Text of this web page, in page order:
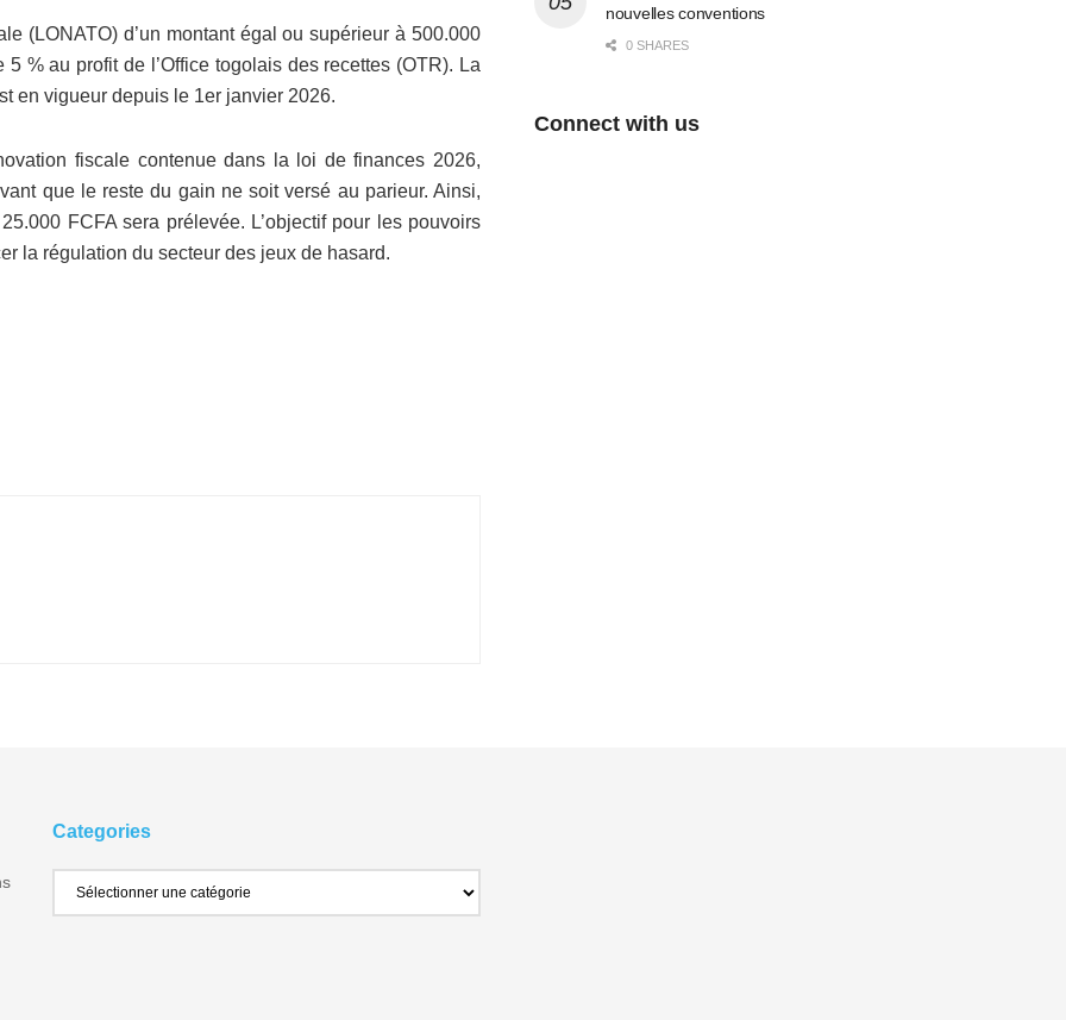
(LONATO) d’un montant égal ou supérieur à 500.000
% au profit de l’Office togolais des recettes (OTR). La
en vigueur depuis le 1er janvier 2026.
fiscale contenue dans la loi de finances 2026,
que le reste du gain ne soit versé au parieur. Ainsi,
FCFA sera prélevée. L’objectif pour les pouvoirs
la régulation du secteur des jeux de hasard.
nouvelles conventions
0 SHARES
Connect with us
Categories